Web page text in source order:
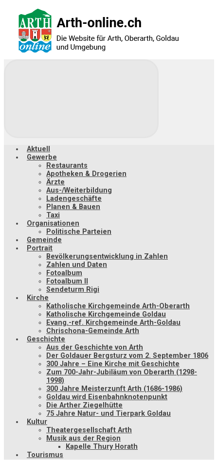
Hauptinhalt
springen
Aktuell
Gewerbe
Restaurants
Apotheken & Drogerien
Ärzte
Aus-/Weiterbildung
Ladengeschäfte
Planen & Bauen
Taxi
Organisationen
Politische Parteien
Gemeinde
Portrait
Bevölkerungsentwicklung in Zahlen
Zahlen und Daten
Fotoalbum
Fotoalbum II
Sendeturm Rigi
Kirche
Katholische Kirchgemeinde Arth-Oberarth
Katholische Kirchgemeinde Goldau
Evang.-ref. Kirchgemeinde Arth-Goldau
Chrischona-Gemeinde Arth
Geschichte
Aus der Geschichte von Arth
Der Goldauer Bergsturz vom 2. September 1806
300 Jahre – Eine Kirche mit Geschichte
Zum 700-Jahr-Jubiläum von Oberarth (1298-
1998)
300 Jahre Meisterzunft Arth (1686-1986)
Goldau wird Eisenbahnknotenpunkt
Die Arther Ziegelhütte
75 Jahre Natur- und Tierpark Goldau
Kultur
Theatergesellschaft Arth
Musik aus der Region
Kapelle Thury Horath
Tourismus